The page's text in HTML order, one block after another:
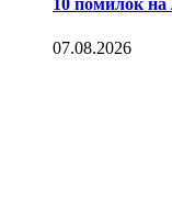
10 помилок на
07.08.2026